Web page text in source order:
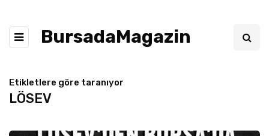
BursadaMagazin
Etikletlere göre taranıyor
LÖSEV